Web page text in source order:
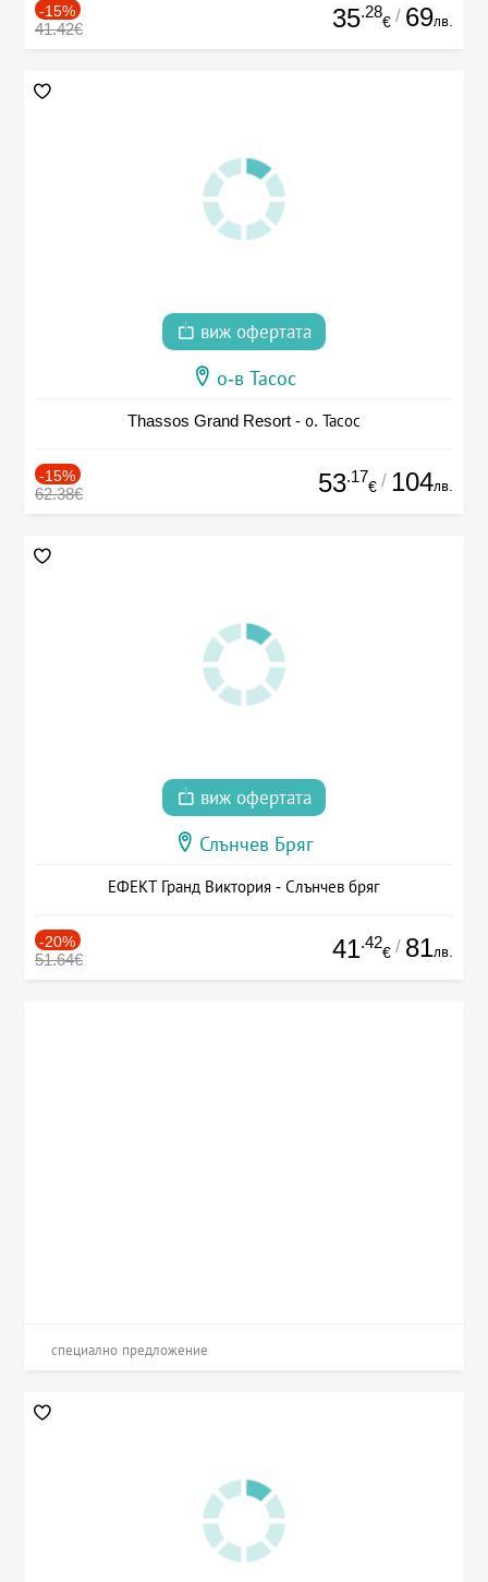
-15%
41.42€ 35.28
€ / 69лв.
виж офертата
о-в Тасос
Thassos Grand Resort - о. Тасос
-15%
62.38€ 53.17
€ / 104лв.
виж офертата
Слънчев Бряг
ЕФЕКТ Гранд Виктория - Слънчев бряг
-20%
51.64€ 41.42
€ / 81лв.
специално предложение